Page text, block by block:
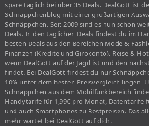
spare täglich bei über 35 Deals. DealGott ist
Schnäppchenblog mit einer großartigen
Schnäppchen. Seit 2009 sind es nun schon
Deals. In den täglichen Deals findest du im
besten Deals aus den Bereichen Mode &
Finanzen (Kredite und Girokonto), Reise &
wenn DealGott auf der Jagd ist und den
findet. Bei DealGott findest du nur
10% unter dem besten Preisvergleich liegen.
Schnäppchen aus dem Mobilfunkbereich
Handytarife für 1,99€ pro Monat, Datentarife
und auch Smartphones zu Bestpreisen. Das
mehr wartet bei DealGott auf dich.